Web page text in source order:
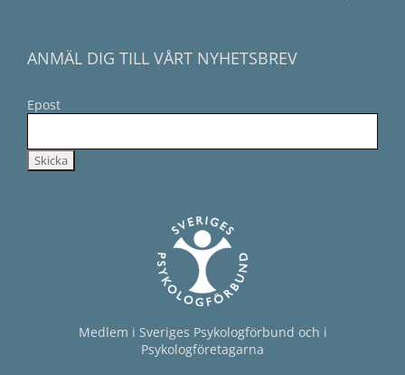
ANMÄL DIG TILL VÅRT NYHETSBREV
Epost
Medlem i Sveriges Psykologförbund och i
Psykologföretagarna